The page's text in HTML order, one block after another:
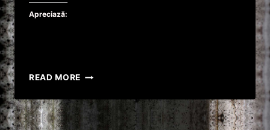
Apreciază:
READ MORE VIDEO
DIN
LIDERII
GARZII